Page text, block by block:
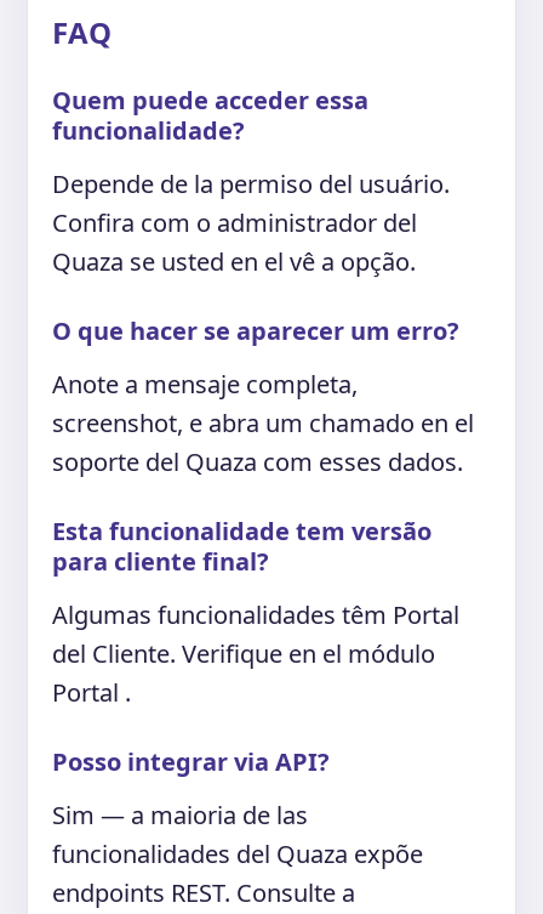
FAQ
Quem puede acceder essa
funcionalidade?
Depende de la permiso del usuário.
Confira com o administrador del
Quaza se usted en el vê a opção.
O que hacer se aparecer um erro?
Anote a mensaje completa,
screenshot, e abra um chamado en el
soporte del Quaza com esses dados.
Esta funcionalidade tem versão
para cliente final?
Algumas funcionalidades têm Portal
del Cliente. Verifique en el módulo
Portal .
Posso integrar via API?
Sim — a maioria de las
funcionalidades del Quaza expõe
endpoints REST. Consulte a